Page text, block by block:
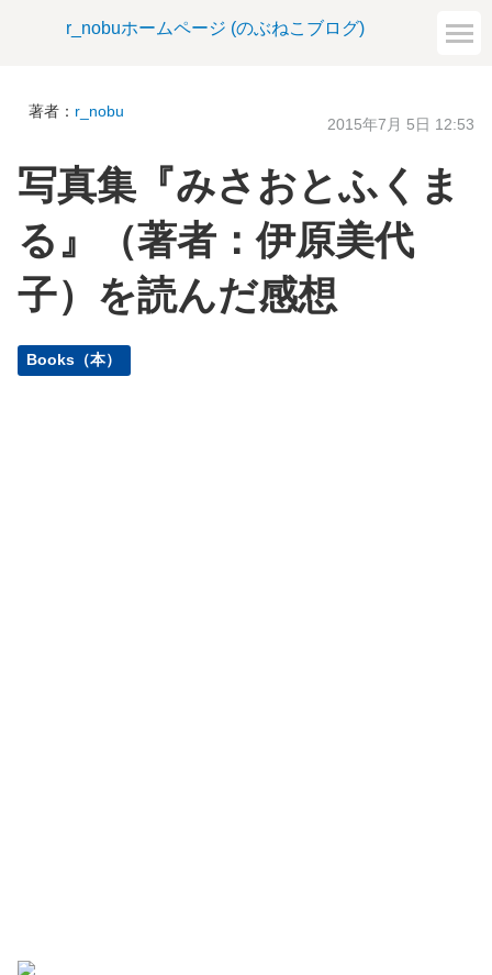
r_nobuホームページ (のぶねこブログ)
著者： r_nobu
2015年7月 5日 12:53
写真集『みさおとふくま
る』（著者：伊原美代
子）を読んだ感想
Books（本）